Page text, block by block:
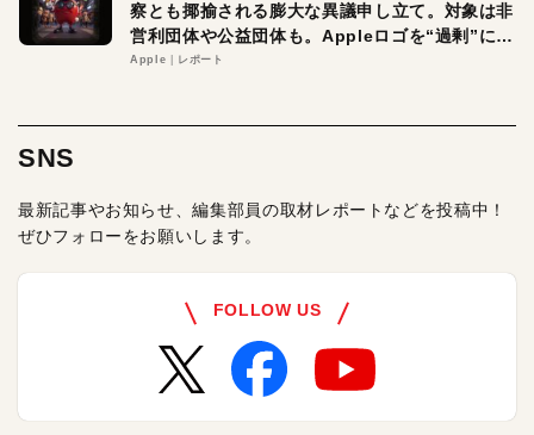
察とも揶揄される膨大な異議申し立て。対象は非
営利団体や公益団体も。Appleロゴを“過剰”に守
る理由とは
Apple レポート
SNS
最新記事やお知らせ、編集部員の取材レポートなどを投稿中！
ぜひフォローをお願いします。
FOLLOW US